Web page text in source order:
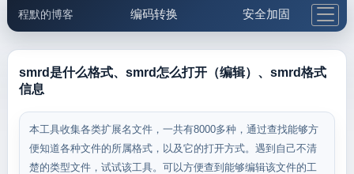
程默的博客 编码转换 安全加固
邮件工具 生活便民 更多工具
smrd是什么格式、smrd怎么打开（编辑）、smrd格式
信息
本工具收集各类扩展名文件，一共有8000多种，通过查找能够方
便知道各种文件的所属格式，以及它的打开方式。遇到自己不清
楚的类型文件，试试该工具。可以方便查到能够编辑该文件的工